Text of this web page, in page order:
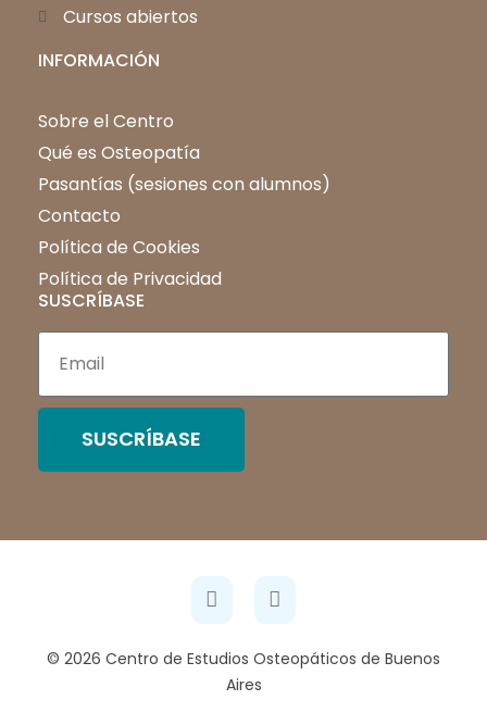
Cursos abiertos
INFORMACIÓN
Sobre el Centro
Qué es Osteopatía
Pasantías (sesiones con alumnos)
Contacto
Política de Cookies
Política de Privacidad
SUSCRÍBASE
SUSCRÍBASE
© 2026 Centro de Estudios Osteopáticos de Buenos
Aires